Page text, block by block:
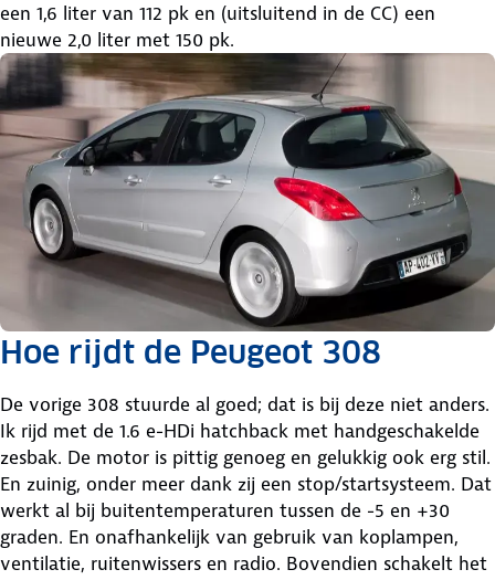
een 1,6 liter van 112 pk en (uitsluitend in de CC) een
nieuwe 2,0 liter met 150 pk.
Hoe rijdt de Peugeot 308
De vorige 308 stuurde al goed; dat is bij deze niet anders.
Ik rijd met de 1.6 e-HDi hatchback met handgeschakelde
zesbak. De motor is pittig genoeg en gelukkig ook erg stil.
En zuinig, onder meer dank zij een stop/startsysteem. Dat
werkt al bij buitentemperaturen tussen de -5 en +30
graden. En onafhankelijk van gebruik van koplampen,
ventilatie, ruitenwissers en radio. Bovendien schakelt het